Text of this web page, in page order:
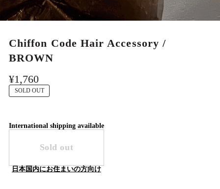
Chiffon Code Hair Accessory /
BROWN
¥1,760
SOLD OUT
International shipping available
Sold out
日本国内にお住まいの方向け